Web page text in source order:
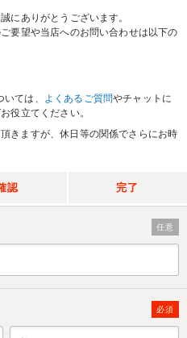
にありがとうございます。
要望や当店へのお問い合わせは以下の
ては、 よくあるご質問やチャットに
役立てください。
きますが、休日等の関係でさらにお時
認 完了
任意
必須